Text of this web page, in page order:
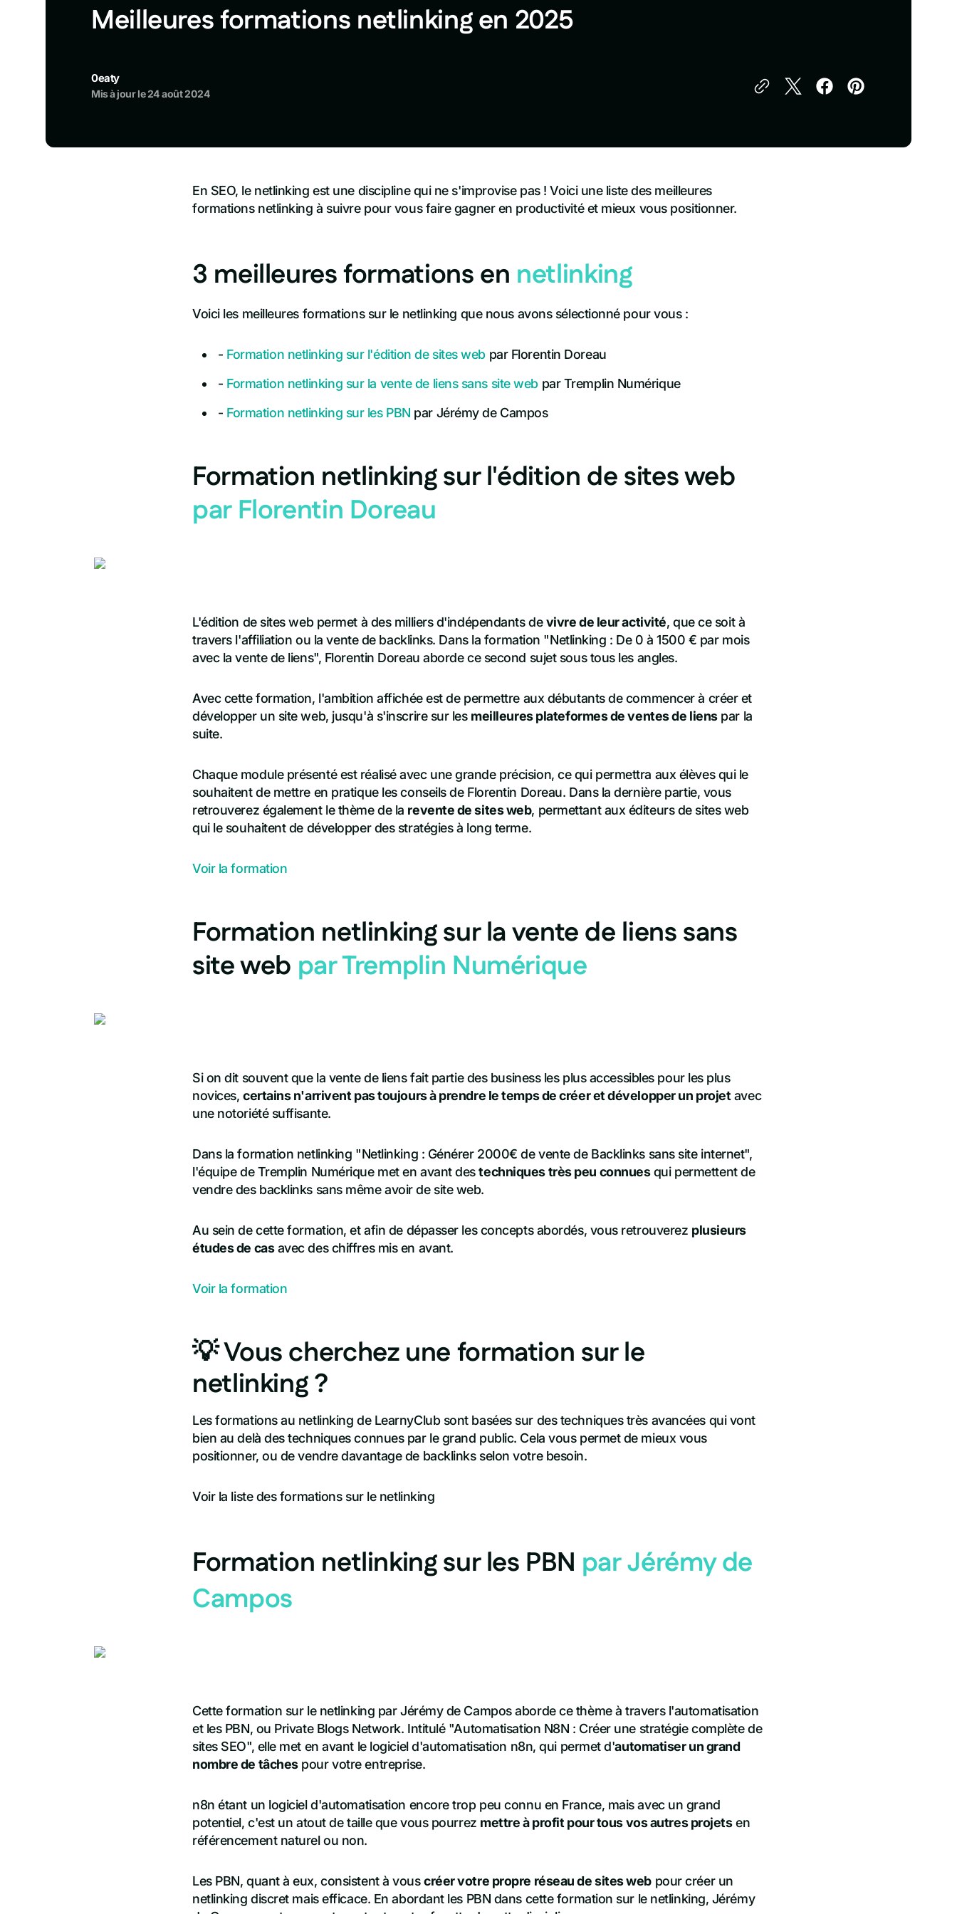
Meilleures formations netlinking en 2025
0eaty
Mis à jour le24 août 2024
En SEO, le netlinking est une discipline qui ne s'improvise pas ! Voici une liste des meilleures
formations netlinking à suivre pour vous faire gagner en productivité et mieux vous positionner.
3 meilleures formations en netlinking
Voici les meilleures formations sur le netlinking que nous avons sélectionné pour vous :
- Formation netlinking sur l'édition de sites web par Florentin Doreau
- Formation netlinking sur la vente de liens sans site web par Tremplin Numérique
- Formation netlinking sur les PBN par Jérémy de Campos
Formation netlinking sur l'édition de sites web
par Florentin Doreau
L'édition de sites web permet à des milliers d'indépendants devivre de leur activité, que ce soit à
travers l'affiliation ou la vente de backlinks. Dans la formation "Netlinking : De 0 à 1500 € par mois
avec la vente de liens", Florentin Doreau aborde ce second sujet sous tous les angles.
Avec cette formation, l'ambition affichée est de permettre aux débutants de commencer à créer et
développer un site web, jusqu'à s'inscrire sur les meilleures plateformes de ventes de lienspar la
suite.
Chaque module présenté est réalisé avec une grande précision, ce qui permettra aux élèves qui le
souhaitent de mettre en pratique les conseils de Florentin Doreau. Dans la dernière partie, vous
retrouverez également le thème de la revente de sites web, permettant aux éditeurs de sites web
qui le souhaitent de développer des stratégies à long terme.
Voir la formation
Formation netlinking sur la vente de liens sans
site web par Tremplin Numérique
Si on dit souvent que la vente de liens fait partie des business les plus accessibles pour les plus
novices, certains n'arrivent pas toujours à prendre le temps de créer et développer un projet avec
une notoriété suffisante.
Dans la formation netlinking "Netlinking : Générer 2000€ de vente de Backlinks sans site internet",
l'équipe de Tremplin Numérique met en avant destechniques très peu connuesqui permettent de
vendre des backlinks sans même avoir de site web.
Au sein de cette formation, et afin de dépasser les concepts abordés, vous retrouverez plusieurs
études de casavec des chiffres mis en avant.
Voir la formation
💡 Vous cherchez une formation sur le
netlinking ?
Les formations au netlinking de LearnyClub sont basées sur des techniques très avancées qui vont
bien au delà des techniques connues par le grand public. Cela vous permet de mieux vous
positionner, ou de vendre davantage de backlinks selon votre besoin.
Voir la liste des formations sur le netlinking
Formation netlinking sur les PBN par Jérémy de
Campos
Cette formation sur le netlinking par Jérémy de Campos aborde ce thème à travers l'automatisation
et les PBN, ou Private Blogs Network. Intitulé "Automatisation N8N : Créer une stratégie complète de
sites SEO", elle met en avant le logiciel d'automatisation n8n, qui permet d'automatiser un grand
nombre de tâchespour votre entreprise.
n8n étant un logiciel d'automatisation encore trop peu connu en France, mais avec un grand
potentiel, c'est un atout de taille que vous pourrez mettre à profit pour tous vos autres projetsen
référencement naturel ou non.
Les PBN, quant à eux, consistent à vouscréer votre propre réseau de sites web pour créer un
netlinking discret mais efficace. En abordant les PBN dans cette formation sur le netlinking, Jérémy